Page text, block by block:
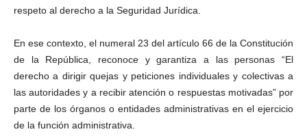
respeto al derecho a la Seguridad Jurídica.
En ese contexto, el numeral 23 del artículo 66 de la Constitución
de la República, reconoce y garantiza a las personas “El
derecho a dirigir quejas y peticiones individuales y colectivas a
las autoridades y a recibir atención o respuestas motivadas” por
parte de los órganos o entidades administrativas en el ejercicio
de la función administrativa.